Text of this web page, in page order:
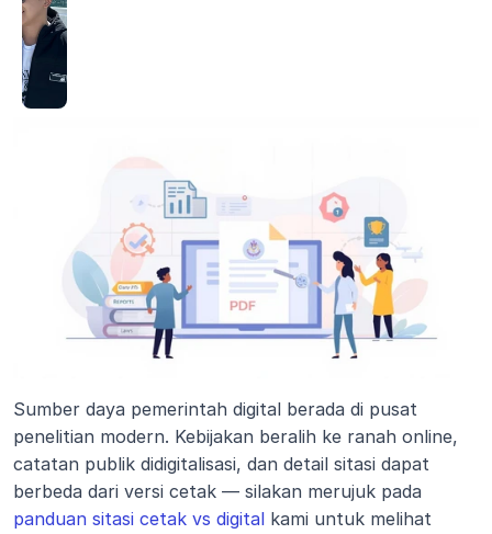
Sumber daya pemerintah digital berada di pusat
penelitian modern. Kebijakan beralih ke ranah online,
catatan publik didigitalisasi, dan detail sitasi dapat
panduan sitasi cetak vs digital kami untuk melihat